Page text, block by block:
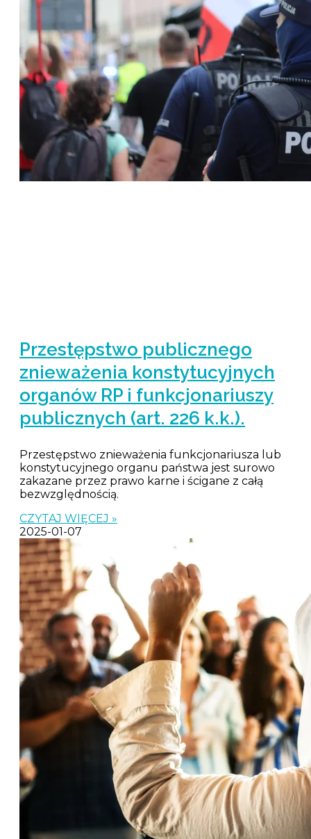
Przestępstwo publicznego
znieważenia konstytucyjnych
organów RP i funkcjonariuszy
publicznych (art. 226 k.k.).
Przestępstwo znieważenia funkcjonariusza lub
konstytucyjnego organu państwa jest surowo
zakazane przez prawo karne i ścigane z całą
bezwzględnością.
CZYTAJ WIĘCEJ »
2025-01-07